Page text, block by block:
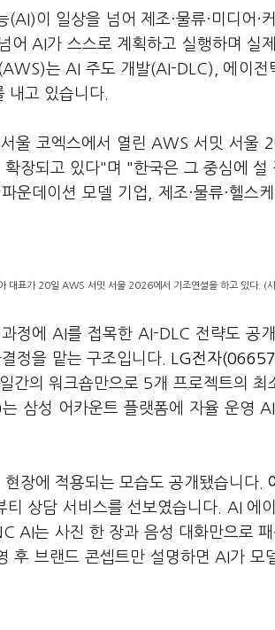
이 일상을 넘어 제조·물류·미디어·
어 AI가 스스로 계획하고 실행하며 실
는 AI 주도 개발(AI-DLC), 에이
내고 있습니다.
울 코엑스에서 열린 AWS 서밋 서울
장되고 있다"며 "한국은 그 중심에
운데이션 모델 기업, 제조·물류·헬스
대표가 20일 AWS 서밋 서울 2026에서 기조연설을 하고 있다. (
정에 AI를 접목한 AI-DLC 전략도 공
정을 맡는 구조입니다.
LG전자
간의 워크숍만으로 5개 프로젝트의
는 삼성 어카운트 플랫폼에 자율 운영
장에 적용되는 모습도 공개됐습니다.
상담 서비스를 선보였습니다. AI 에
AI는 사진 한 장과 음성 대화만으로
후 브랜드 콘셉트만 설명하면 AI가 모